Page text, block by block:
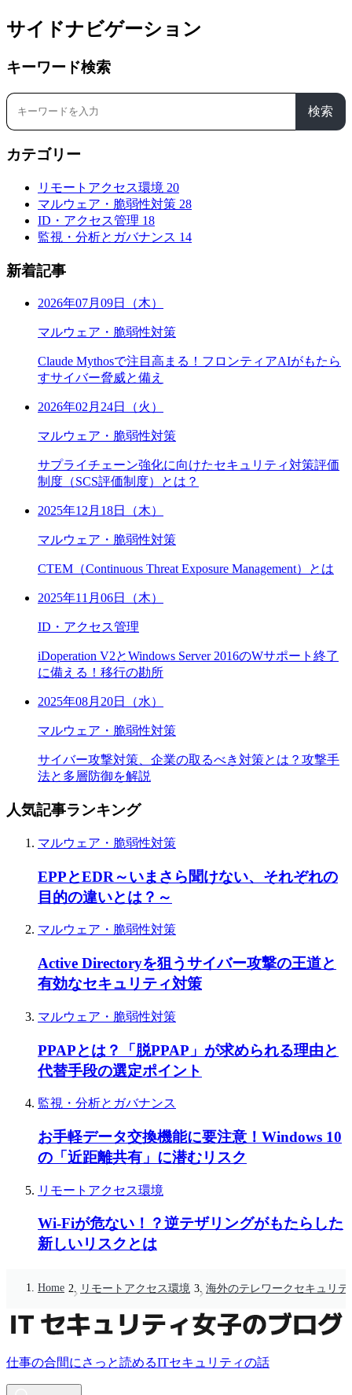
サイドナビゲーション
キーワード検索
検索
カテゴリー
リモートアクセス環境 20
マルウェア・脆弱性対策 28
ID・アクセス管理 18
監視・分析とガバナンス 14
新着記事
2026年07月09日（木）
マルウェア・脆弱性対策
Claude Mythosで注目高まる！フロンティアAIがもたら
すサイバー脅威と備え
2026年02月24日（火）
マルウェア・脆弱性対策
サプライチェーン強化に向けたセキュリティ対策評価
制度（SCS評価制度）とは？
2025年12月18日（木）
マルウェア・脆弱性対策
CTEM（Continuous Threat Exposure Management）とは
2025年11月06日（木）
ID・アクセス管理
iDoperation V2とWindows Server 2016のWサポート終了
に備える！移行の勘所
2025年08月20日（水）
マルウェア・脆弱性対策
サイバー攻撃対策、企業の取るべき対策とは？攻撃手
法と多層防御を解説
人気記事ランキング
マルウェア・脆弱性対策
EPPとEDR～いまさら聞けない、それぞれの
目的の違いとは？～
マルウェア・脆弱性対策
Active Directoryを狙うサイバー攻撃の王道と
有効なセキュリティ対策
マルウェア・脆弱性対策
PPAPとは？「脱PPAP」が求められる理由と
代替手段の選定ポイント
監視・分析とガバナンス
お手軽データ交換機能に要注意！Windows 10
の「近距離共有」に潜むリスク
リモートアクセス環境
Wi-Fiが危ない！？逆テザリングがもたらした
新しいリスクとは
Home リモートアクセス環境 海外のテレワークセキュリ
仕事の合間にさっと読めるITセキュリティの話